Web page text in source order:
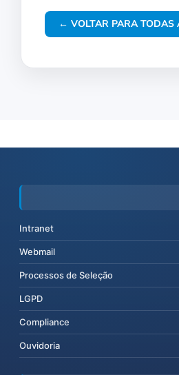
← VOLTAR PARA TODAS
Intranet
Webmail
Processos de Seleção
LGPD
Compliance
Ouvidoria